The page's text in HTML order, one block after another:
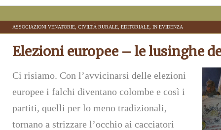
ASSOCIAZIONI VENATORIE CIVILTÀ RURALE EDITORIALE IN EVIDENZA
Elezioni europee – le lusinghe
Ci risiamo. Con l’avvicinarsi delle elezioni
europee i falchi diventano colombe e così i
partiti, quelli per lo meno tradizionali,
tornano a strizzare l’occhio ai cacciatori